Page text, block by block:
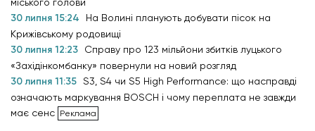
30 липня 15:24
На Волині планують добувати пісок на
Крижівському родовищі
30 липня 12:23
Справу про 123 мільйони збитків луцького
«Західінкомбанку» повернули на новий розгляд
30 липня 11:35 S3, S4 чи S5 High Performance: що насправді
означають маркування BOSCH і чому переплата не завжди
має сенс